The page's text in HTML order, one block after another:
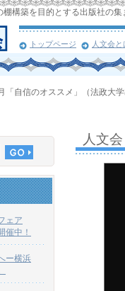
構築を目的とする出版社の集
トップページ 人文会と
「自信のオススメ」（法政大学
人文
ェア
催中！
ー横浜